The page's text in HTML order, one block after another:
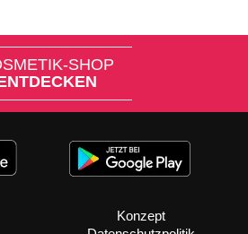
SHOP
Konzept